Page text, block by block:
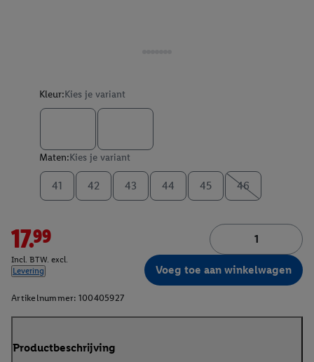
Kleur:Kies je variant
Maten:Kies je variant
41 42 43 44 45 46
17.99
Incl. BTW. excl.
Levering
Voeg toe aan winkelwagen
Artikelnummer: 100405927
Productbeschrijving